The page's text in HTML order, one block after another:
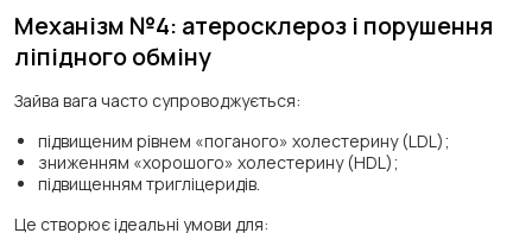
Механізм №4: атеросклероз і порушення
ліпідного обміну
Зайва вага часто супроводжується:
підвищеним рівнем «поганого» холестерину (LDL);
зниженням «хорошого» холестерину (HDL);
підвищенням тригліцеридів.
Це створює ідеальні умови для: